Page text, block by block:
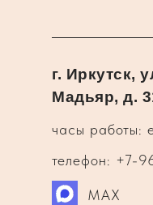
часы работы:
г. Иркутск,
Мадьяр, д.
телефон: +7-
MAX